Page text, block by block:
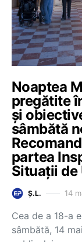
Noaptea
pregătite
și
sâmbătă
partea
Situații de
Ș.L. 14
Cea de a 18-a
sâmbătă, 14